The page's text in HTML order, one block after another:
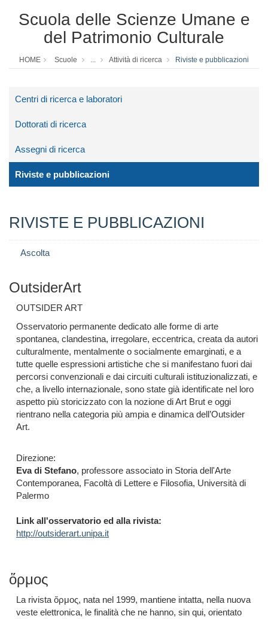
Scuola delle Scienze Umane e
del Patrimonio Culturale
HOME Scuole ... Attività di ricerca Riviste e pubblicazioni
Centri di ricerca e laboratori
Dottorati di ricerca
Assegni di ricerca
Riviste e pubblicazioni
RIVISTE E PUBBLICAZIONI
Ascolta
OutsiderArt
OUTSIDER ART
Osservatorio permanente dedicato alle forme di arte
spontanea, clandestina, irregolare, eccentrica, creata da autori
culturalmente, mentalmente o socialmente emarginati, e a
tutte quelle espressioni artistiche che si manifestano fuori dai
percorsi convenzionali e dai circuiti culturali istituzionalizzati, e
che, a livello internazionale, sono state già identificate nel loro
aspetto più storicizzato con la nozione di Art Brut e oggi
rientrano nella categoria più ampia e dinamica dell’Outsider
Art.
Direzione:
Eva di Stefano, professore associato in Storia dell'Arte
Contemporanea, Facoltà di Lettere e Filosofia, Università di
Palermo
Link all'osservatorio ed alla rivista:
http://outsiderart.unipa.it
ὅρμος
La rivista ὅρμος, nata nel 1999, mantiene intatta, nella nuova
veste elettronica, le finalità che ne hanno, sin qui, orientato